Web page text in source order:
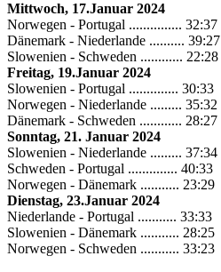
Mittwoch, 17.Januar 2024
Norwegen - Portugal ............... 32:37
Dänemark - Niederlande .......... 39:27
Slowenien - Schweden ............ 22:28
Freitag, 19.Januar 2024
Slowenien - Portugal .............. 30:33
Norwegen - Niederlande ......... 35:32
Dänemark - Schweden ............ 28:27
Sonntag, 21. Januar 2024
Slowenien - Niederlande ......... 37:34
Schweden - Portugal .............. 40:33
Norwegen - Dänemark ........... 23:29
Dienstag, 23.Januar 2024
Niederlande - Portugal ........... 33:33
Slowenien - Dänemark ........... 28:25
Norwegen - Schweden ........... 33:23